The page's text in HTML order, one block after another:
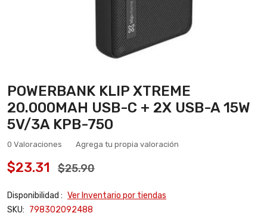
POWERBANK KLIP XTREME
20.000MAH USB-C + 2X USB-A 15W
5V/3A KPB-750
0 Valoraciones Agrega tu propia valoración
$23.31 $25.90
Disponibilidad : Ver Inventario por tiendas
SKU: 798302092488